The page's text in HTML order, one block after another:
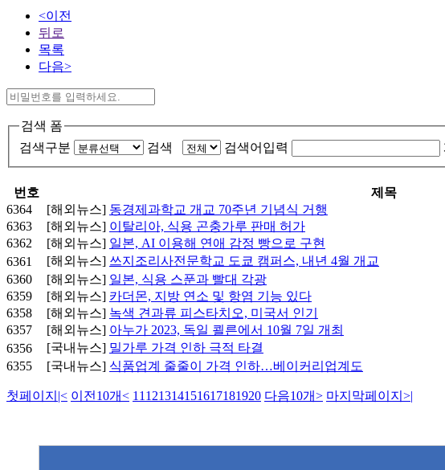
<이전
뒤로
목록
다음>
검색 폼
검색구분
검색 검색어입력
번호
제목
6364
[해외뉴스] 동경제과학교 개교 70주년 기념식 거행
6363
[해외뉴스] 이탈리아, 식용 곤충가루 판매 허가
6362
[해외뉴스] 일본, AI 이용해 연애 감정 빵으로 구현
6361
[해외뉴스] 쓰지조리사전문학교 도쿄 캠퍼스, 내년 4월 개교
6360
[해외뉴스] 일본, 식용 스푼과 빨대 각광
6359
[해외뉴스] 카더몬, 지방 연소 및 항염 기능 있다
6358
[해외뉴스] 녹색 견과류 피스타치오, 미국서 인기
6357
[해외뉴스] 아누가 2023, 독일 쾰른에서 10월 7일 개최
6356
[국내뉴스] 밀가루 가격 인하 극적 타결
6355
[국내뉴스] 식품업계 줄줄이 가격 인하…베이커리업계도
첫페이지 |< 이전10개< 11 121314151617181920 다음10개> 마지막페이지 >|